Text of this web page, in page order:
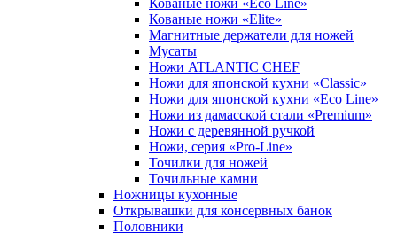
Кованые ножи «Eco Line»
Кованые ножи «Elite»
Магнитные держатели для ножей
Мусаты
Ножи ATLANTIC CHEF
Ножи для японской кухни «Classic»
Ножи для японской кухни «Eco Line»
Ножи из дамасской стали «Premium»
Ножи с деревянной ручкой
Ножи, серия «Pro-Line»
Точилки для ножей
Точильные камни
Ножницы кухонные
Открывашки для консервных банок
Половники